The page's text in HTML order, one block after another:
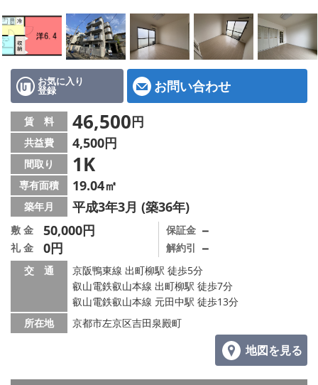
ハウスメーカー施工特集！
路線·駅から探す
IT重説について
スタッフ紹介
賃貸管理の北白川店
店舗情報·アクセス
会社概要
メールでお問い合わせ
お気に入り
登録 お問い合わせ
賃 料 46,500円
共益費 4,500円
間取り 1K
専有面積 19.04㎡
築年月 平成3年3月 (築36年)
敷 金 50,000円
礼 金 0円
保証金 －
解約引 －
交 通
京阪鴨東線 出町柳駅 徒歩5分
叡山電鉄叡山本線 出町柳駅 徒歩7分
叡山電鉄叡山本線 元田中駅 徒歩13分
所在地
京都市左京区吉田泉殿町
地図を見る